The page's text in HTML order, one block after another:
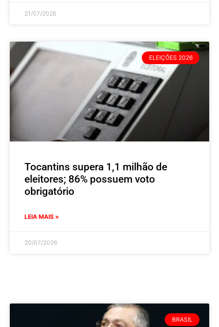
21/07/2026
ELEIÇÕES 2026
Tocantins supera 1,1 milhão de
eleitores; 86% possuem voto
obrigatório
LEIA MAIS »
20/07/2026
BRASIL